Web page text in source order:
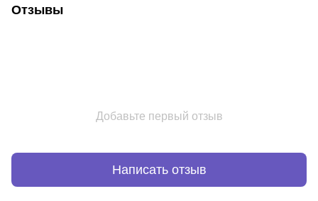
Отзывы
Добавьте первый отзыв
Написать отзыв